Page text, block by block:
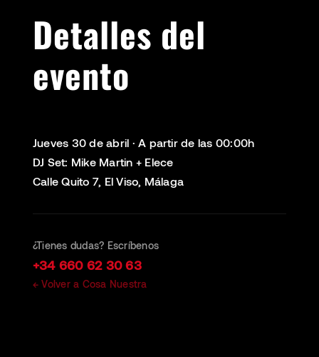
Detalles del
evento
Jueves 30 de abril · A partir de las 00:00h
DJ Set: Mike Martin + Elece
Calle Quito 7, El Viso, Málaga
¿Tienes dudas? Escríbenos
+34 660 62 30 63
← Volver a Cosa Nuestra